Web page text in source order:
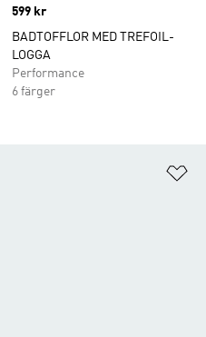
Price
599 kr
BADTOFFLOR MED TREFOIL-
LOGGA
Performance
6 färger